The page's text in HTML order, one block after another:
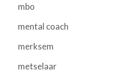
mbo
mental coach
merksem
metselaar